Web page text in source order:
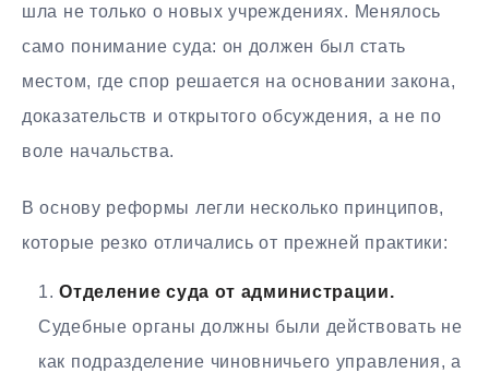
шла не только о новых учреждениях. Менялось
само понимание суда: он должен был стать
местом, где спор решается на основании закона,
доказательств и открытого обсуждения, а не по
воле начальства.
В основу реформы легли несколько принципов,
которые резко отличались от прежней практики:
Отделение суда от администрации.
Судебные органы должны были действовать не
как подразделение чиновничьего управления, а